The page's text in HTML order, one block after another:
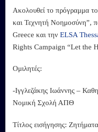
Ακολουθεί το πρόγραμμα
και Τεχνητή Νοημοσύνη”,
Greece και τηνELSA
Rights Campaign “Let the
Ομιλητές:
-Ιγγλεζάκης Ιωάννης –
Νομική Σχολή ΑΠΘ
Τίτλος εισήγησης: